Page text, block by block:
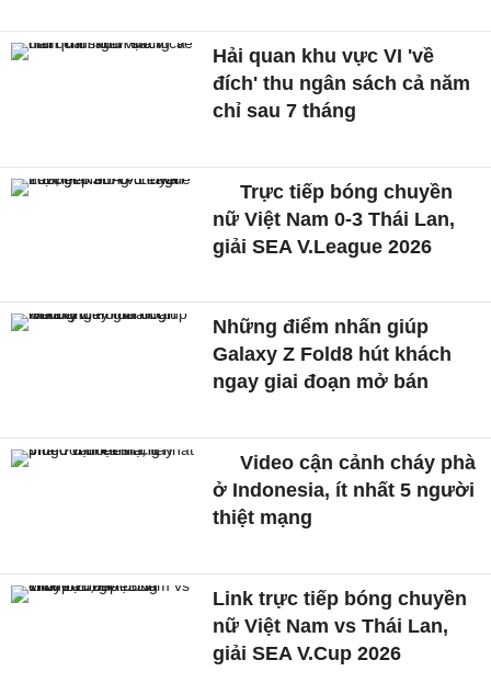
Hải quan khu vực VI 'về
đích' thu ngân sách cả năm
chỉ sau 7 tháng
Trực tiếp bóng chuyền
nữ Việt Nam 0-3 Thái Lan,
giải SEA V.League 2026
Những điểm nhấn giúp
Galaxy Z Fold8 hút khách
ngay giai đoạn mở bán
Video cận cảnh cháy phà
ở Indonesia, ít nhất 5 người
thiệt mạng
Link trực tiếp bóng chuyền
nữ Việt Nam vs Thái Lan,
giải SEA V.Cup 2026